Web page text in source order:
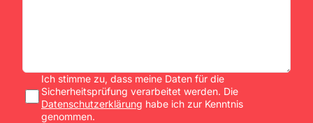
Ich stimme zu, dass meine Daten für die
Sicherheitsprüfung verarbeitet werden. Die
Datenschutzerklärung habe ich zur Kenntnis
genommen.